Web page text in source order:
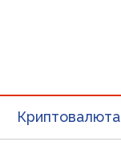
Криптовалюта